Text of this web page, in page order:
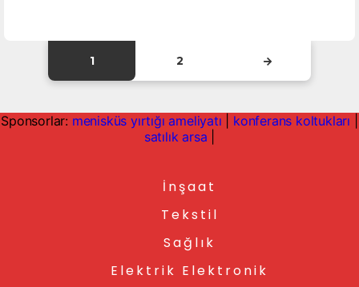
1 2
Sponsorlar: menisküs yırtığı ameliyatı konferans koltukları
satılık arsa
İnşaat
Tekstil
Sağlık
Elektrik Elektronik